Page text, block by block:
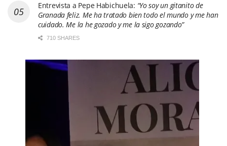
Entrevista a Pepe Habichuela: “Yo soy un gitanito de
Granada feliz. Me ha tratado bien todo el mundo y me han
cuidado. Me la he gozado y me la sigo gozando”
710 SHARES